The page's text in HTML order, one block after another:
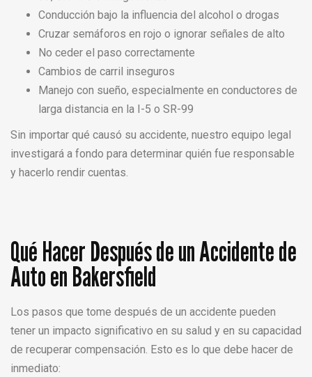
Conducción bajo la influencia del alcohol o drogas
Cruzar semáforos en rojo o ignorar señales de alto
No ceder el paso correctamente
Cambios de carril inseguros
Manejo con sueño, especialmente en conductores de
larga distancia en la I-5 o SR-99
Sin importar qué causó su accidente, nuestro equipo legal
investigará a fondo para determinar quién fue responsable
y hacerlo rendir cuentas.
Qué Hacer Después de un Accidente de
Auto en Bakersfield
Los pasos que tome después de un accidente pueden
tener un impacto significativo en su salud y en su capacidad
de recuperar compensación. Esto es lo que debe hacer de
inmediato: